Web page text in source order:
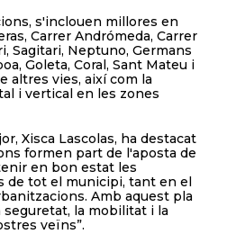
s'inclouen millores en
Carrer Andrómeda, Carrer
Sagitari, Neptuno, Germans
Goleta, Coral, Sant Mateu i
altres vies, així com la
i vertical en les zones
Xisca Lascolas, ha destacat
formen part de l'aposta de
en bon estat les
de tot el municipi, tant en el
Amb aquest pla
la mobilitat i la
veïns”.